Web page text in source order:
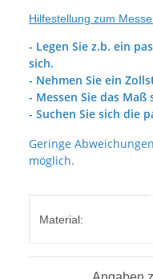
Hilfestellung zum
- Legen Sie z.b. ein
sich.
- Nehmen Sie ein
- Messen Sie das
- Suchen Sie sich die
Geringe
möglich.
Material: